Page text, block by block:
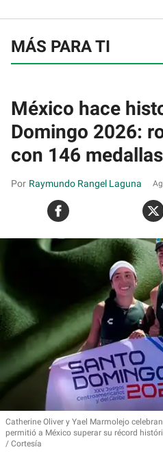
MÁS PARA TI
México hace
Domingo 2026:
con 146
Raymundo Rangel Laguna
Catherine Oliver y Yael Marmolejo
permitió a México superar su récord
/ Cortesía